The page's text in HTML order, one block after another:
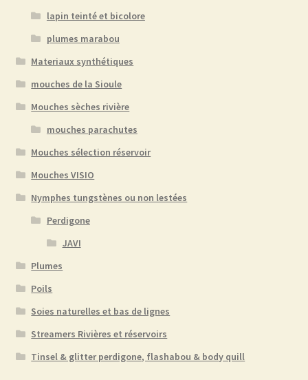
lapin teinté et bicolore
plumes marabou
Materiaux synthétiques
mouches de la Sioule
Mouches sèches rivière
mouches parachutes
Mouches sélection réservoir
Mouches VISIO
Nymphes tungstènes ou non lestées
Perdigone
JAVI
Plumes
Poils
Soies naturelles et bas de lignes
Streamers Rivières et réservoirs
Tinsel & glitter perdigone, flashabou & body quill